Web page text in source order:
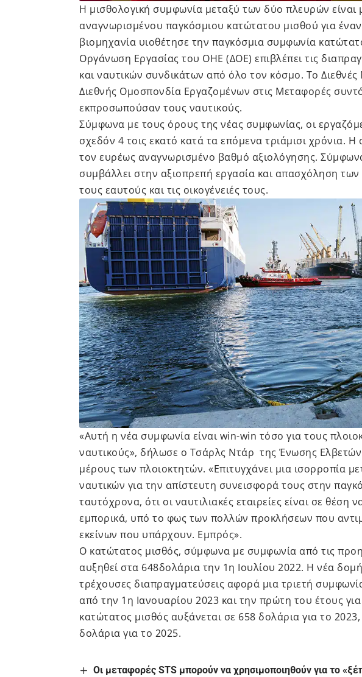
Η μισθολογική συμφωνία μεταξύ των δύο πλευρών
αναγνωρισμένου παγκόσμιου κατώτατου μισθού για
βιομηχανία υιοθέτησε την παγκόσμια συμφωνία
Οργάνωση Εργασίας του ΟΗΕ (ΔΟΕ) επιβλέπει τις
και ναυτικών συνδικάτων από όλο τον κόσμο. Το Διεθνές
Διεθνής Ομοσπονδία Εργαζομένων στις Μεταφορές
εκπροσωπούσαν τους ναυτικούς.
Σύμφωνα με τους όρους της νέας συμφωνίας, οι
σχεδόν 4 τοις εκατό κατά τα επόμενα τριάμισι χρόνια.
τον ευρέως αναγνωρισμένο βαθμό αξιολόγησης.
συμβάλλει στην αξιοπρεπή εργασία και απασχόληση
τους εαυτούς και τις οικογένειές τους.
«Αυτή η νέα συμφωνία είναι win-win τόσο για τους
ναυτικούς», δήλωσε ο Τσάρλς Ντάρ της Ένωσης
μέρους των πλοιοκτητών. «Επιτυγχάνει μια ισορροπία
ναυτικών για την απίστευτη συνεισφορά τους στην
ταυτόχρονα, ότι οι ναυτιλιακές εταιρείες είναι σε θέση
εμπορικά, υπό το φως των πολλών προκλήσεων που
εκείνων που υπάρχουν. Εμπρός».
Ο κατώτατος μισθός, σύμφωνα με συμφωνία από τις
αυξηθεί στα 648δολάρια την 1η Ιουλίου 2022. Η νέα
τρέχουσες διαπραγματεύσεις αφορά μια τριετή
από την 1η Ιανουαρίου 2023 και την πρώτη του έτους
κατώτατος μισθός αυξάνεται σε 658 δολάρια για το
δολάρια για το 2025.
Οι μεταφορές STS μπορούν να χρησιμοποιηθούν για το